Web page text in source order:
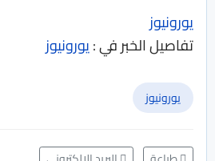
يورونيوز
تفاصيل الخبر في :يورونيوز
يورونيوز